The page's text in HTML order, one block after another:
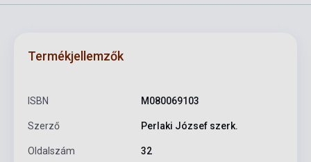
Termékjellemzők
ISBN M080069103
Szerző Perlaki József szerk.
Oldalszám 32